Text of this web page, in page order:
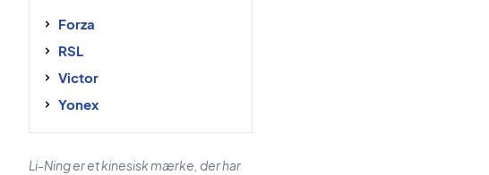
Forza
RSL
Victor
Yonex
Li-Ning er et kinesisk mærke, der har